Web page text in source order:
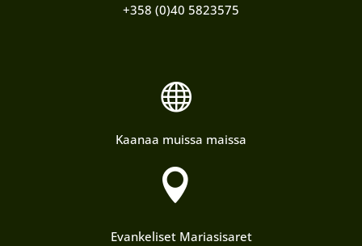
+358 (0)40 5823575

Kaanaa muissa maissa

Evankeliset Mariasisaret